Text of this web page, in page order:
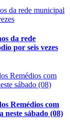
da rede
por seis vezes
Remédios com
neste sábado (08)